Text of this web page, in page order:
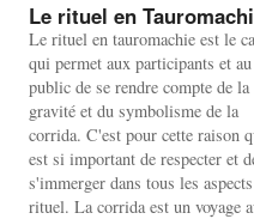
Le rituel en
Le rituel en tauromachie est le
qui permet aux participants et au
public de se rendre compte de la
gravité et du symbolisme de la
corrida. C'est pour cette raison
est si important de respecter et
s'immerger dans tous les
rituel. La corrida est un voyage